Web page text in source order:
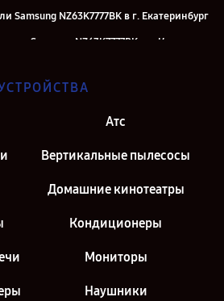
Samsung NZ63K7777BK в г. Екатеринбург
Samsung NZ63K7777BK в г. Казань
Петербург
Атс
Вертикальные пылесосы
Домашние кинотеатры
Кондиционеры
Мониторы
Наушники